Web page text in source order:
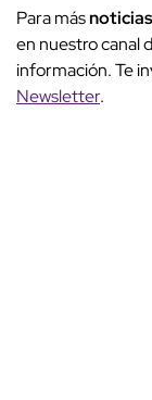
Para másnoticias
en nuestro canal
información. Te
Newsletter.